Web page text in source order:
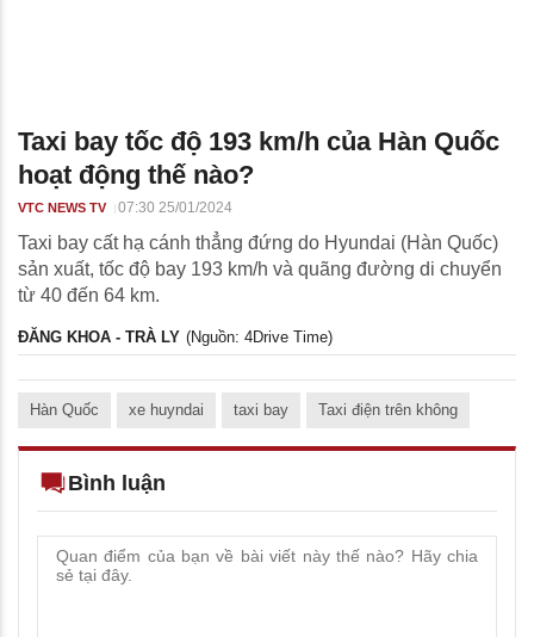
Taxi bay tốc độ 193 km/h của Hàn Quốc
hoạt động thế nào?
VTC NEWS TV 07:30 25/01/2024
Taxi bay cất hạ cánh thẳng đứng do Hyundai (Hàn Quốc)
sản xuất, tốc độ bay 193 km/h và quãng đường di chuyển
từ 40 đến 64 km.
ĐĂNG KHOA - TRÀ LY (Nguồn: 4Drive Time)
Hàn Quốc xe huyndai taxi bay Taxi điện trên không
Bình luận